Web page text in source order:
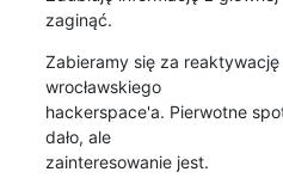
zaginąć.
Zabieramy się za
wrocławskiego
hackerspace'a. Pierwotne
dało, ale
zainteresowanie jest.